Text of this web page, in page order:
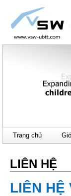
Trang chủ
LIÊN HỆ
LIÊN HỆ